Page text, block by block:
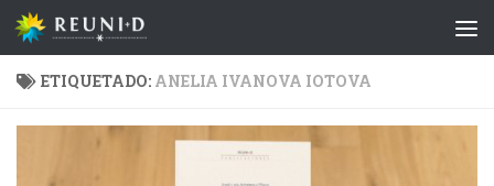
Saltar al contenido
ETIQUETADO: ANELIA IVANOVA IOTOVA